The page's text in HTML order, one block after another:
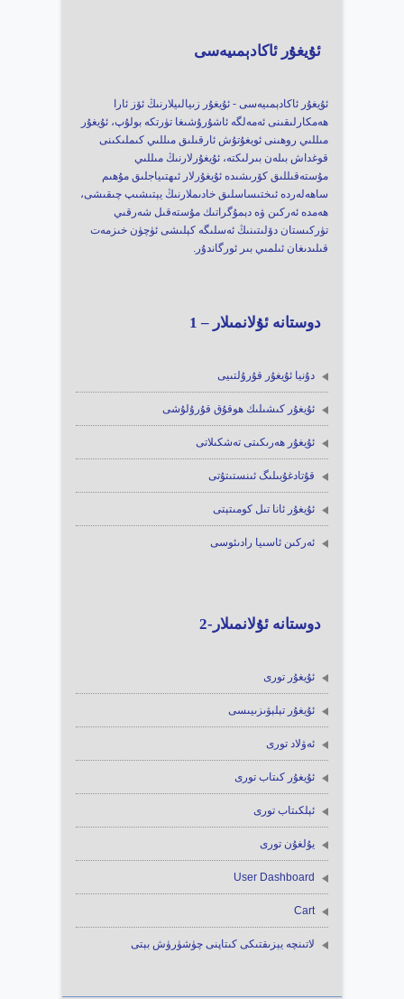
ئۇيغۇر ئاكادېمىيەسى
ئۇيغۇر ئاكادېمىيەسى - ئۇيغۇر زىيالىيلارنىڭ ئۆز ئارا
ھەمكارلىقىنى ئەمەلگە ئاشۇرۇشىغا تۈرتكە بولۇپ، ئۇيغۇر
مىللىي روھىنى ئويغۇتۇش ئارقىلىق مىللىي كىملىكىنى
قوغداش بىلەن بىرلىكتە، ئۇيغۇرلارنىڭ مىللىي
مۇستەقىللىق كۆرىشىدە ئۇيغۇرلار ئىھتىياجلىق مۇھىم
ساھەلەردە ئىختىساسلىق خادىملارنىڭ يېتىشىپ چىقىشى،
ھەمدە ئەركىن ۋە دېمۇگراتىك مۇستەقىل شەرقىي
تۈركىستان دۆلىتىنىڭ ئەسلىگە كېلىشى ئۈچۈن خىزمەت
قىلىدىغان ئىلمىي بىر ئورگاندۇر.
دوستانە ئۇلانمىلار – 1
دۇنيا ئۇيغۇر قۇرۇلتىيى
ئۇيغۇر كىشىلىك ھوقۇق قۇرۇلۇشى
ئۇيغۇر ھەرىكىتى تەشكىلاتى
قۇتادغۇبىلىگ ئىنستىتۇتى
ئۇيغۇر ئانا تىل كومىتېتى
ئەركىن ئاسىيا رادىئوسى
دوستانە ئۇلانمىلار-2
ئۇيغۇر تورى
ئۇيغۇر تېلېۋىزىيىسى
ئەۋلاد تورى
ئۇيغۇر كىتاب تورى
ئېلكىتاب تورى
يۇلغۇن تورى
User Dashboard
Cart
لاتىنچە يېزىقتىكى كىتاپنى چۈشۈرۈش بېتى